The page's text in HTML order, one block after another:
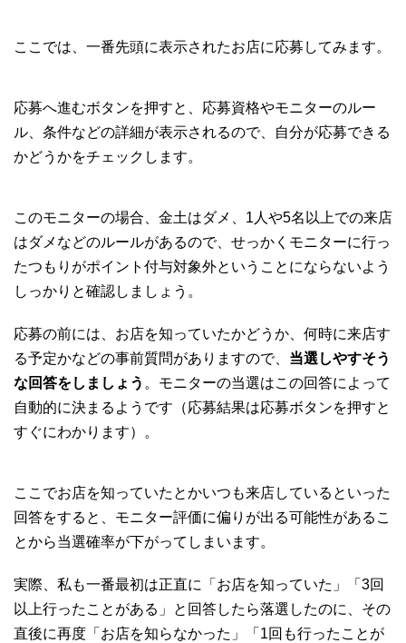
ここでは、一番先頭に表示されたお店に応募してみます。
応募へ進むボタンを押すと、応募資格やモニターのルー
ル、条件などの詳細が表示されるので、自分が応募できる
かどうかをチェックします。
このモニターの場合、金土はダメ、1人や5名以上での来店
はダメなどのルールがあるので、せっかくモニターに行っ
たつもりがポイント付与対象外ということにならないよう
しっかりと確認しましょう。
応募の前には、お店を知っていたかどうか、何時に来店す
る予定かなどの事前質問がありますので、 当選しやすそう
な回答をしましょう 。モニターの当選はこの回答によって
自動的に決まるようです（応募結果は応募ボタンを押すと
すぐにわかります）。
ここでお店を知っていたとかいつも来店しているといった
回答をすると、モニター評価に偏りが出る可能性があるこ
とから当選確率が下がってしまいます。
実際、私も一番最初は正直に「お店を知っていた」「3回
以上行ったことがある」と回答したら落選したのに、その
直後に再度「お店を知らなかった」「1回も行ったことが